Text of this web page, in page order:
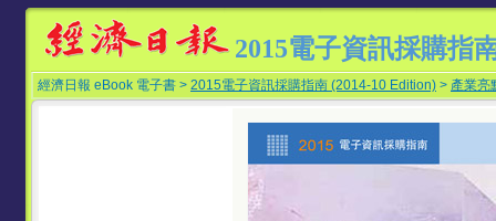
2015電子資訊採購指
經濟日報 eBook 電子書 > 2015電子資訊採購指南 (2014-10 Edition) > 產業亮